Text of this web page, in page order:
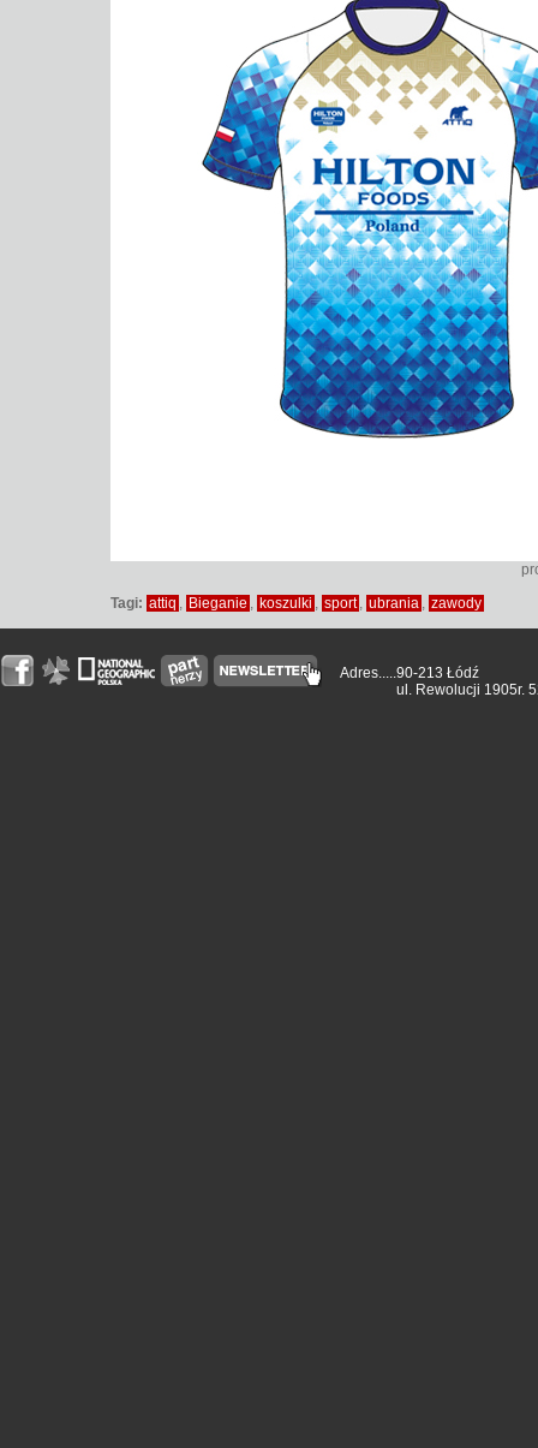
Tagi: attiq , Bieganie , koszulki , sport , ubrania , zawody
Adres.....90-213 Łódź
ul. Rewolucji 1905r.